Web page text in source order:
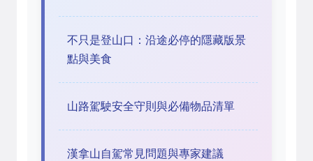
不只是登山口：沿途必停的隱藏版景
點與美食
山路駕駛安全守則與必備物品清單
漢拿山自駕常見問題與專家建議